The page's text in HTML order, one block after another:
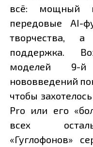
всё: мощный
передовые AI-
творчества, а
поддержка.
моделей 9-й
нововведений
чтобы
Pro или его
всех
«Гуглофонов»